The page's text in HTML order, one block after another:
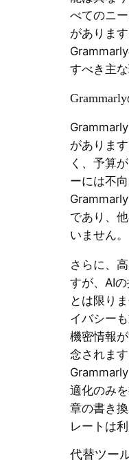
べてのニ
があります
すべき主
がありま
く、予算
ーには不
であり、
いません。
さらに、
すが、AI
とは限り
イバシー
機密情報
念されます
適化のみ
章の書き
レートは
代替ツー